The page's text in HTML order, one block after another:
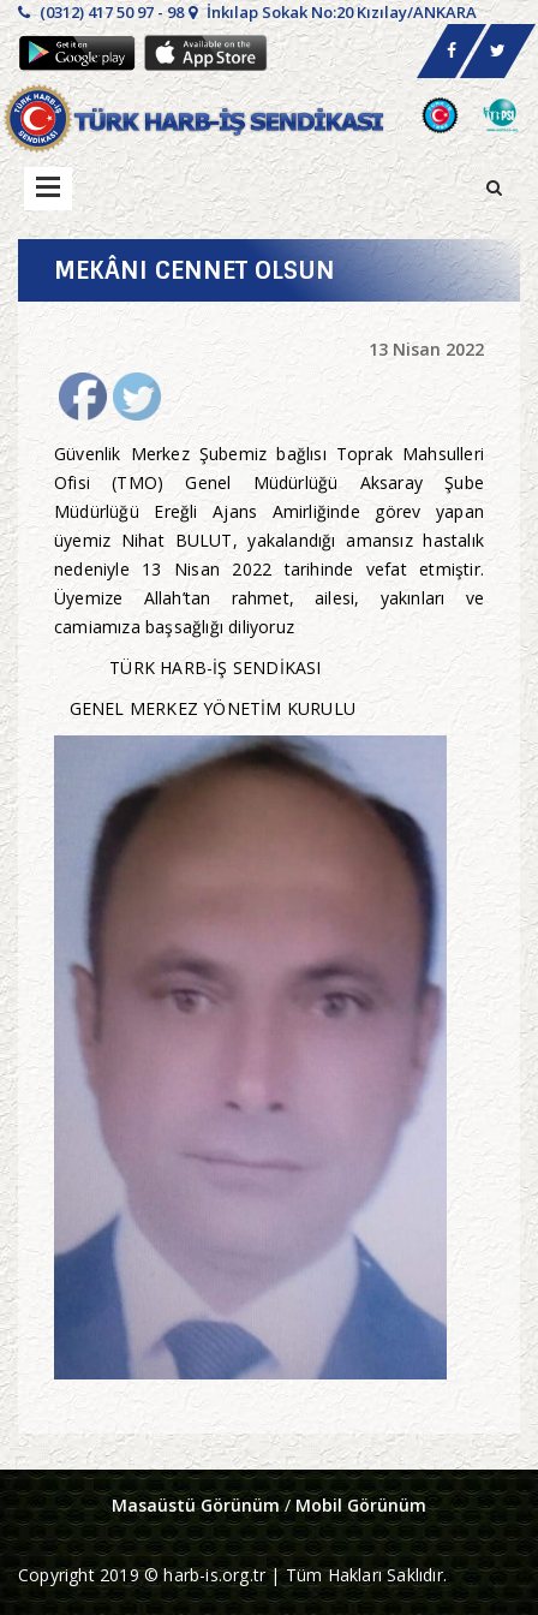
(0312) 417 50 97 - 98 İnkılap Sokak No:20 Kızılay/ANKARA
MEKÂNI CENNET OLSUN
13 Nisan 2022
Güvenlik Merkez Şubemiz bağlısı Toprak Mahsulleri
Ofisi (TMO) Genel Müdürlüğü Aksaray Şube
Müdürlüğü Ereğli Ajans Amirliğinde görev yapan
üyemiz Nihat BULUT, yakalandığı amansız hastalık
nedeniyle 13 Nisan 2022 tarihinde vefat etmiştir.
Üyemize Allah’tan rahmet, ailesi, yakınları ve
camiamıza başsağlığı diliyoruz
TÜRK HARB-İŞ SENDİKASI
GENEL MERKEZ YÖNETİM KURULU
Masaüstü Görünüm/ Mobil Görünüm
Copyright 2019 © harb-is.org.tr | Tüm Hakları Saklıdır.